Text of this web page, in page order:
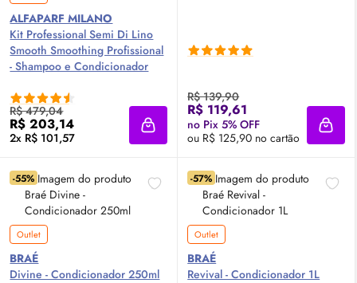
ALFAPARF MILANO
Kit Professional Semi Di Lino
Smooth Smoothing Profissional
- Shampoo e Condicionador
R$ 479,04
R$ 203,14
2x R$ 101,57 Adicionar à sacola
R$ 139,90
R$ 119,61
no Pix 5% OFF
ou R$ 125,90 no cartão
-55%
Outlet
BRAÉ
Divine - Condicionador 250ml
-57%
Outlet
BRAÉ
Revival - Condicionador 1L